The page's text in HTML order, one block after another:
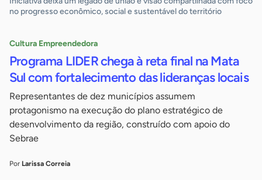
no progresso econômico, social e sustentável do território
Cultura Empreendedora
Programa LIDER chega à reta final na Mata
Sul com fortalecimento das lideranças locais
Representantes de dez municípios assumem
protagonismo na execução do plano estratégico de
desenvolvimento da região, construído com apoio do
Sebrae
Por Larissa Correia